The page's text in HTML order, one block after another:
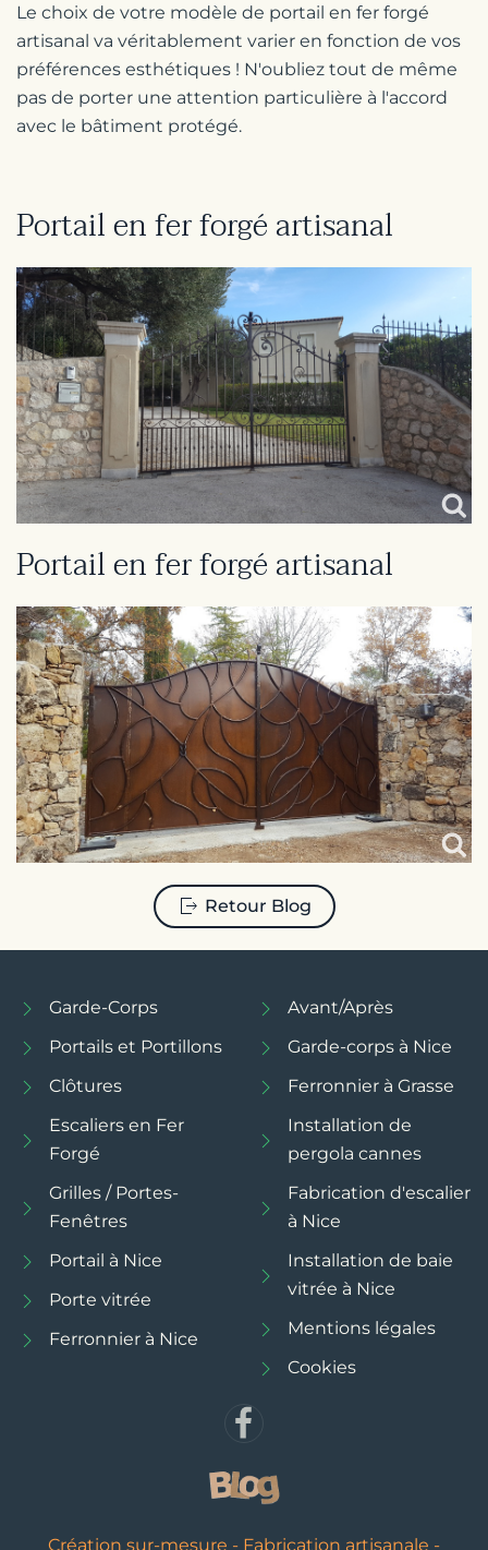
Le choix de votre modèle de portail en fer forgé
artisanal va véritablement varier en fonction de vos
préférences esthétiques ! N'oubliez tout de même
pas de porter une attention particulière à l'accord
avec le bâtiment protégé.
Portail en fer forgé artisanal
Portail en fer forgé artisanal
Retour Blog
Garde-Corps
Portails et Portillons
Clôtures
Escaliers en Fer
Forgé
Grilles / Portes-
Fenêtres
Portail à Nice
Porte vitrée
Ferronnier à Nice
Avant/Après
Garde-corps à Nice
Ferronnier à Grasse
Installation de
pergola cannes
Fabrication d'escalier
à Nice
Installation de baie
vitrée à Nice
Mentions légales
Cookies
Création sur-mesure - Fabrication artisanale -